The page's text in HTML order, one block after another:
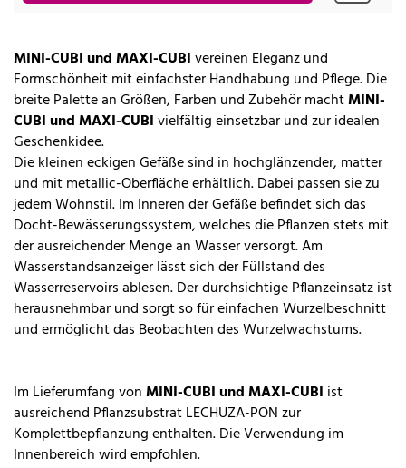
MINI-CUBI und MAXI-CUBIvereinen Eleganz und
Formschönheit mit einfachster Handhabung und Pflege. Die
breite Palette an Größen, Farben und Zubehör machtMINI-
CUBI und MAXI-CUBIvielfältig einsetzbar und zur idealen
Geschenkidee.
Die kleinen eckigen Gefäße sind in hochglänzender, matter
und mit metallic-Oberfläche erhältlich. Dabei passen sie zu
jedem Wohnstil. Im Inneren der Gefäße befindet sich das
Docht-Bewässerungssystem, welches die Pflanzen stets mit
der ausreichender Menge an Wasser versorgt. Am
Wasserstandsanzeiger lässt sich der Füllstand des
Wasserreservoirs ablesen. Der durchsichtige Pflanzeinsatz ist
herausnehmbar und sorgt so für einfachen Wurzelbeschnitt
und ermöglicht das Beobachten des Wurzelwachstums.
Im Lieferumfang vonMINI-CUBI und MAXI-CUBI ist
ausreichend Pflanzsubstrat LECHUZA-PON zur
Komplettbepflanzung enthalten. Die Verwendung im
Innenbereich wird empfohlen.